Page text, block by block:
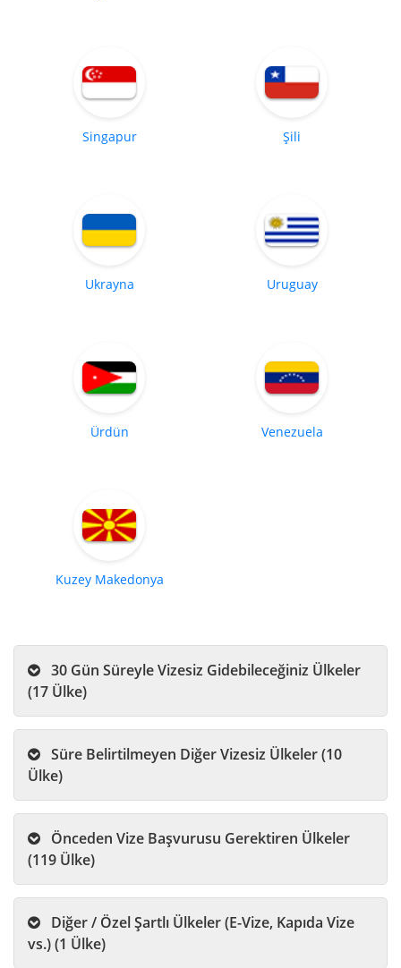
Singapur Şili
Ukrayna Uruguay
Ürdün Venezuela
Kuzey Makedonya
(17 Ülke)
Ülke)
(119 Ülke)
vs.) (1 Ülke)